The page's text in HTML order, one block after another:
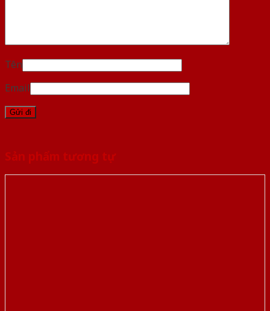
Tên
Email
Sản phẩm tương tự